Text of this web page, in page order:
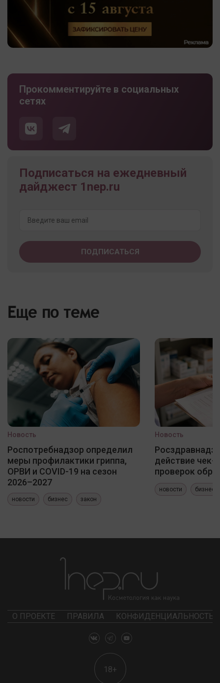
Прокомментируйте в социальных
сетях
Подписаться на ежедневный
дайджест 1nep.ru
Еще по теме
Новость
Роспотребнадзор определил
меры профилактики гриппа,
ОРВИ и COVID-19 на сезон
2026–2027
новости бизнес закон
Новость
действие чек-
проверок
новости бизнес
О ПРОЕКТЕ ПРАВИЛА КОНФИДЕНЦИАЛЬНОСТЬ
18+